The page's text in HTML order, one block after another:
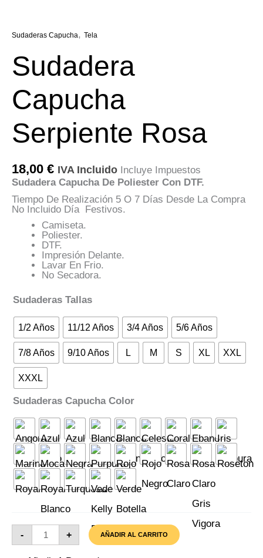
Sudaderas Capucha, Tela
Sudadera
Capucha
Serpiente Rosa
18,00 € IVA Incluido Incluye Impuestos
Sudadera Capucha De Poliester Con DTF.
Tiempo De Realización 5 O 7 Días Desde La Compra
No Incluido Día Festivos.
Camiseta.
Poliester.
DTF.
Impresión Delante.
Lavar En Frio.
No Secadora.
Sudaderas Tallas
1/2 Años 11/12 Años 3/4 Años 5/6 Años
7/8 Años 9/10 Años L M S XL XXL
XXXL
Sudaderas Capucha Color
-
Sudadera
Capucha
+ AÑADIR AL CARRITO